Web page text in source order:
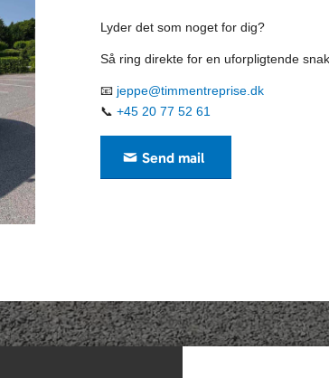
Lyder det som noget for dig?
Så ring direkte for en uforpligtende
📧 jeppe@timmentreprise.dk
📞 +45 20 77 52 61
Send mail